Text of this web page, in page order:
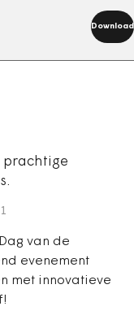
Download
prachtige
van de
evenement
met innovatieve